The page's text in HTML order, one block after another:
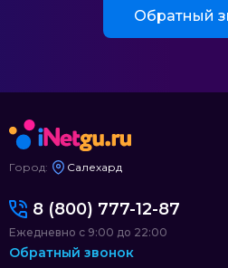
Обратный
Город: Салехард
8 (800) 777-12-87
Ежедневно с 9:00 до 22:00
Обратный звонок